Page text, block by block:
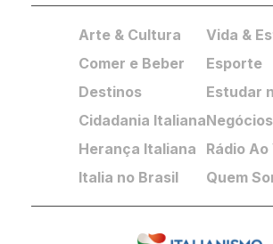
Arte & Cultura
Comer e Beber
Destinos
Cidadania Italiana
Herança Italiana
Italia no Brasil
Vida &
Esporte
Estudar
Negócios
Rádio
Quem